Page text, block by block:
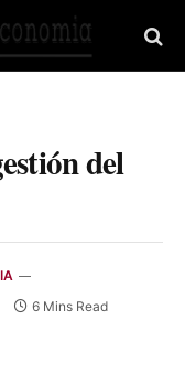
del
6 Mins Read